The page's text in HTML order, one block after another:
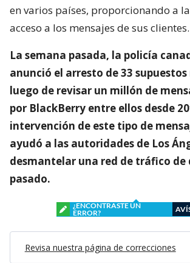
en varios países, proporcionando a
acceso a los mensajes de sus clientes.
La semana pasada, la policía
anunció el arresto de 33
luego de revisar un millón de
por BlackBerry entre ellos desde
intervención de este tipo de
ayudó a las autoridades de Los
desmantelar una red de tráfico de
pasado.
¿ENCONTRASTE UN
ERROR?
Revisa nuestra página de correcciones